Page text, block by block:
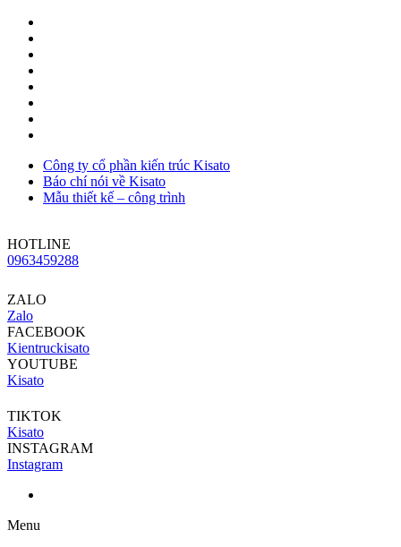
Công ty cổ phần kiến trúc Kisato
Báo chí nói về Kisato
Mẫu thiết kế – công trình
HOTLINE
0963459288
ZALO
Zalo
FACEBOOK
Kientruckisato
YOUTUBE
Kisato
TIKTOK
Kisato
INSTAGRAM
Instagram
Menu